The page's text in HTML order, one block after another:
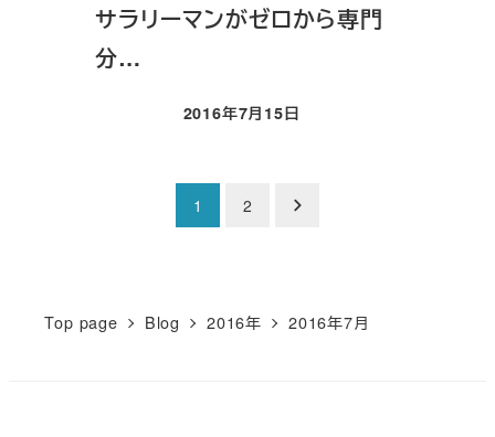
サラリーマンがゼロから専門
分…
投稿日
2016年7月15日
の
1 2
Top page Blog 2016年 2016年7月